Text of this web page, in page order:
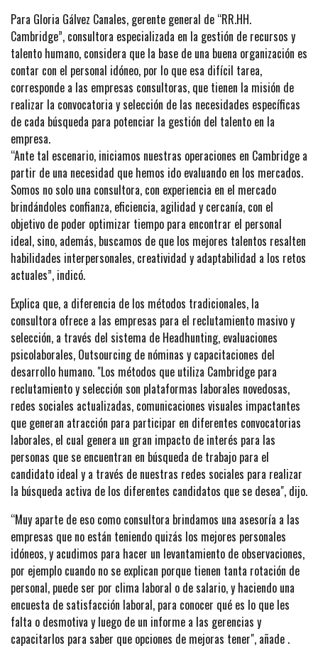
Para Gloria Gálvez Canales, gerente general de “RR.HH.
Cambridge”, consultora especializada en la gestión de recursos y
talento humano, considera que la base de una buena organización es
contar con el personal idóneo, por lo que esa difícil tarea,
corresponde a las empresas consultoras, que tienen la misión de
realizar la convocatoria y selección de las necesidades específicas
de cada búsqueda para potenciar la gestión del talento en la
empresa.
“Ante tal escenario, iniciamos nuestras operaciones en Cambridge a
partir de una necesidad que hemos ido evaluando en los mercados.
Somos no solo una consultora, con experiencia en el mercado
brindándoles confianza, eficiencia, agilidad y cercanía, con el
objetivo de poder optimizar tiempo para encontrar el personal
ideal, sino, además, buscamos de que los mejores talentos resalten
habilidades interpersonales, creatividad y adaptabilidad a los retos
actuales”, indicó.
Explica que, a diferencia de los métodos tradicionales, la
consultora ofrece a las empresas para el reclutamiento masivo y
selección, a través del sistema de Headhunting, evaluaciones
psicolaborales, Outsourcing de nóminas y capacitaciones del
desarrollo humano. "Los métodos que utiliza Cambridge para
reclutamiento y selección son plataformas laborales novedosas,
redes sociales actualizadas, comunicaciones visuales impactantes
que generan atracción para participar en diferentes convocatorias
laborales, el cual genera un gran impacto de interés para las
personas que se encuentran en búsqueda de trabajo para el
candidato ideal y a través de nuestras redes sociales para realizar
la búsqueda activa de los diferentes candidatos que se desea", dijo.
“Muy aparte de eso como consultora brindamos una asesoría a las
empresas que no están teniendo quizás los mejores personales
idóneos, y acudimos para hacer un levantamiento de observaciones,
por ejemplo cuando no se explican porque tienen tanta rotación de
personal, puede ser por clima laboral o de salario, y haciendo una
encuesta de satisfacción laboral, para conocer qué es lo que les
falta o desmotiva y luego de un informe a las gerencias y
capacitarlos para saber que opciones de mejoras tener", añade .